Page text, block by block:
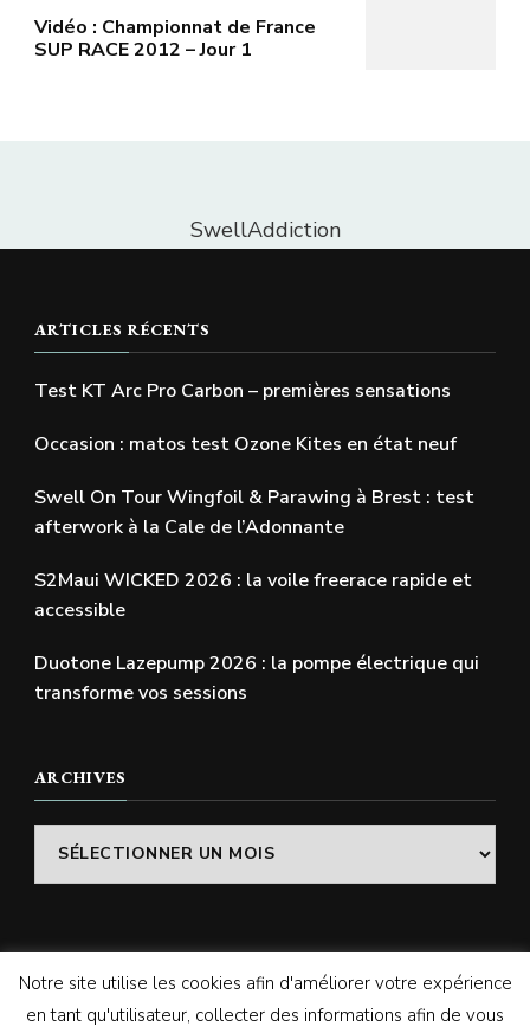
Vidéo : Championnat de France
SUP RACE 2012 – Jour 1
SwellAddiction
ARTICLES RÉCENTS
Test KT Arc Pro Carbon – premières sensations
Occasion : matos test Ozone Kites en état neuf
Swell On Tour Wingfoil & Parawing à Brest : test
afterwork à la Cale de l’Adonnante
S2Maui WICKED 2026 : la voile freerace rapide et
accessible
Duotone Lazepump 2026 : la pompe électrique qui
transforme vos sessions
ARCHIVES
Archives
© Copyright 2026SWELLADDICTION | Le blog. Tous
Notre site utilise les cookies afin d'améliorer votre expérience
en tant qu'utilisateur, collecter des informations afin de vous